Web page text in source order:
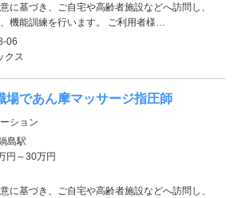
に基づき、ご自宅や高齢者施設などへ訪問し、
機能訓練を行います。 ご利用者様…
06
クス
場であん摩マッサージ指圧師
ション
島駅
円～30万円
に基づき、ご自宅や高齢者施設などへ訪問し、